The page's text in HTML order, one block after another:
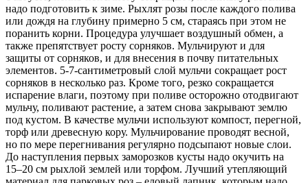
надо подготовить к зиме. Рыхлят розы после каждого полива
или дождя на глубину примерно 5 см, стараясь при этом не
поранить корни. Процедура улучшает воздушный обмен, а
также препятствует росту сорняков. Мульчируют и для
защиты от сорняков, и для внесения в почву питательных
элементов. 5-7-сантиметровый слой мульчи сокращает рост
сорняков в несколько раз. Кроме того, резко сокращается
испарение влаги, поэтому при поливе осторожно отодвигают
мульчу, поливают растение, а затем снова закрывают землю
под кустом. В качестве мульчи используют компост, перегной,
торф или древесную кору. Мульчирование проводят весной,
но по мере перегнивания регулярно подсыпают новые слои.
До наступления первых заморозков кусты надо окучить на
15–20 см рыхлой землей или торфом. Лучший утепляющий